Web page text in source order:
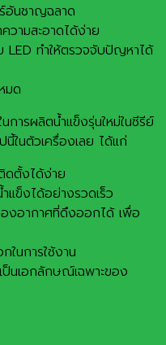
อันชาญฉลาด
วามสะอาดได้ง่าย
LED ทำให้ตรวจจับปัญหาได้
มด
การผลิตน้ำแข็งรุ่นใหม่ในซีรีย์
นตัวเครื่องเลย ได้แก่
ตั้งได้ง่าย
แข็งได้อย่างรวดเร็ว
งอากาศที่ดึงออกได้ เพื่อ
ในการใช้งาน
ป็นเอกลักษณ์เฉพาะของ